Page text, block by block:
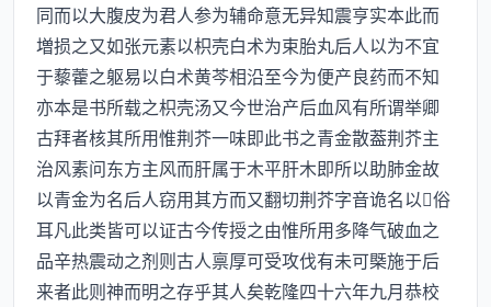
同而以大腹皮为君人参为辅命意无异知震亨实本此而
増损之又如张元素以枳壳白术为束胎丸后人以为不宜
于藜藿之躯易以白术黄芩相沿至今为便产良药而不知
亦本是书所载之枳壳汤又今世治产后血风有所谓举卿
古拜者核其所用惟荆芥一味即此书之青金散葢荆芥主
治风素问东方主风而肝属于木平肝木即所以助肺金故
以青金为名后人窃用其方而又翻切荆芥字音诡名以俗
耳凡此类皆可以证古今传授之由惟所用多降气破血之
品辛热震动之剂则古人禀厚可受攻伐有未可槩施于后
来者此则神而明之存乎其人矣乾隆四十六年九月恭校